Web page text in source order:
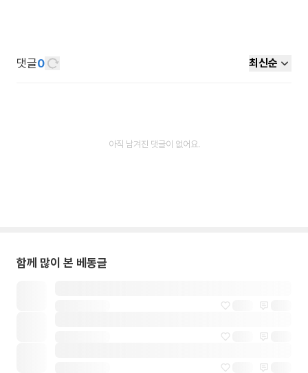
댓글0 최신순
아직 남겨진 댓글이 없어요.
함께 많이 본 베동글